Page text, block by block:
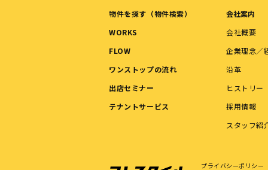
物件を探す（物件検索）
WORKS
FLOW
ワンストップの流れ
出店セミナー
テナントサービス
会社案内
会社概要
企業理念／
沿革
ヒストリー
採用情報
スタッフ紹
プライバシーポリシー